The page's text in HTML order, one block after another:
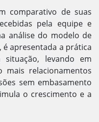
comparativo de suas
pela equipe e
análise do modelo de
apresentada a prática
levando em
mais relacionamentos
sem embasamento
o crescimento e a